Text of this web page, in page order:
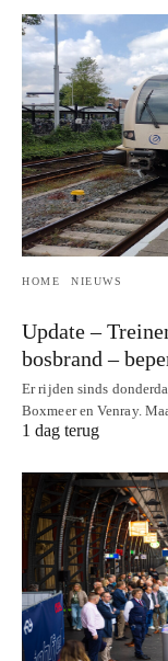
HOME NIEUWS
Update –
bosbrand –
Er rijden sinds
Boxmeer en Venray.
1 dag terug